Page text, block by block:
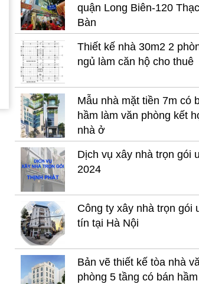
quận Long Biên-120
Bàn
Thiết kế nhà 30m2 2
ngủ làm căn hộ cho thuê
Mẫu nhà mặt tiền 7m có
hầm làm văn phòng kết
nhà ở
Dịch vụ xây nhà trọn gói
2024
Công ty xây nhà trọn gói
tín tại Hà Nội
Bản vẽ thiết kế tòa nhà
phòng 5 tầng có bán hầm